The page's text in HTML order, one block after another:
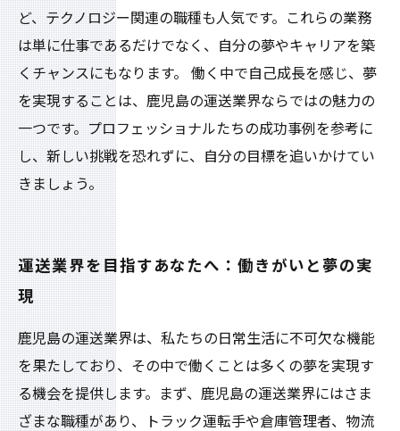
ど、テクノロジー関連の職種も人気です。これらの業務
は単に仕事であるだけでなく、自分の夢やキャリアを築
くチャンスにもなります。 働く中で自己成長を感じ、夢
を実現することは、鹿児島の運送業界ならではの魅力の
一つです。プロフェッショナルたちの成功事例を参考に
し、新しい挑戦を恐れずに、自分の目標を追いかけてい
きましょう。
運送業界を目指すあなたへ：働きがいと夢の実
現
鹿児島の運送業界は、私たちの日常生活に不可欠な機能
を果たしており、その中で働くことは多くの夢を実現す
る機会を提供します。まず、鹿児島の運送業界にはさま
ざまな職種があり、トラック運転手や倉庫管理者、物流